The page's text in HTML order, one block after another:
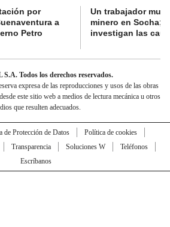
por
a
Petro
Un trabajador
minero en Socha;
investigan las
Todos los derechos reservados.
expresa de las reproducciones y usos de las obras
este sitio web a medios de lectura mecánica u otros
que resulten adecuados.
de Protección de Datos
Política de cookies
Transparencia Soluciones W
Teléfonos
Escríbanos